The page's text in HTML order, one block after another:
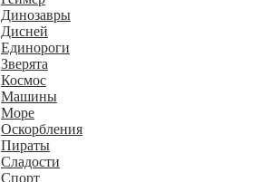
Динозавры
Дисней
Единороги
Зверята
Космос
Машины
Море
Оскорбления
Пираты
Сладости
Спорт